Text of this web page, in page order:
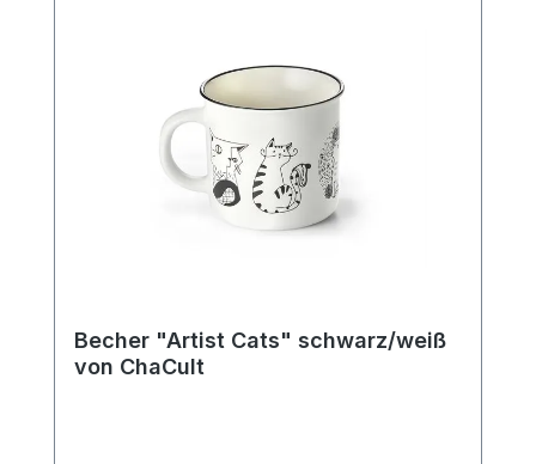
Becher "Artist Cats" schwarz/weiß
von ChaCult